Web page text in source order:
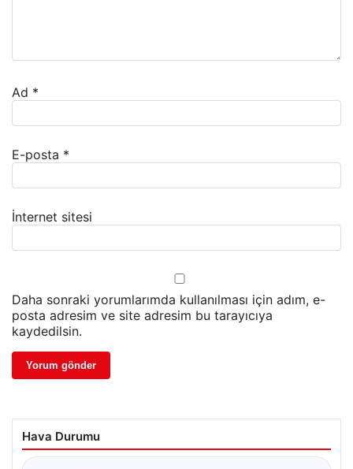
Ad *
E-posta *
İnternet sitesi
Daha sonraki yorumlarımda kullanılması için adım, e-
posta adresim ve site adresim bu tarayıcıya
kaydedilsin.
Hava Durumu